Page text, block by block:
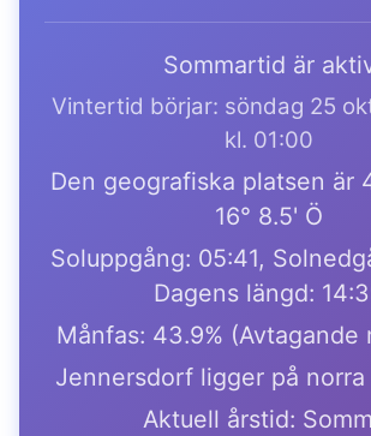
Sommartid är
Vintertid börjar: söndag 25
kl. 01:00
Den geografiska platsen är
16° 8.5' Ö
Soluppgång: 05:41,
Dagens längd:
Månfas: 43.9% (Avtagande
Jennersdorf ligger på
Aktuell årstid: